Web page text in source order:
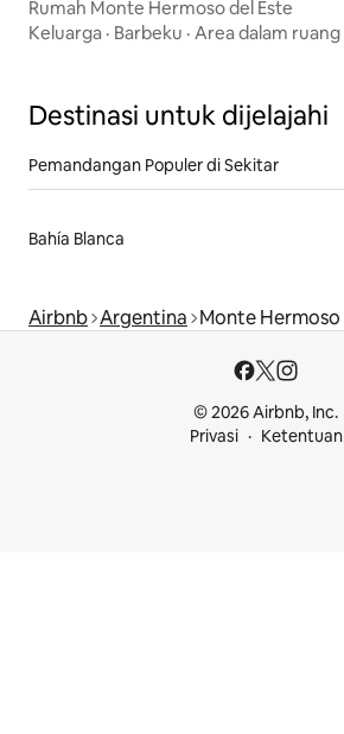
Rumah Monte Hermoso del Este
Keluarga · Barbeku · Area dalam ruang
Destinasi untuk dijelajahi
Pemandangan Populer di Sekitar
Bahía Blanca
Airbnb Argentina Monte Hermoso
© 2026 Airbnb, Inc.
Privasi
Ketentuan